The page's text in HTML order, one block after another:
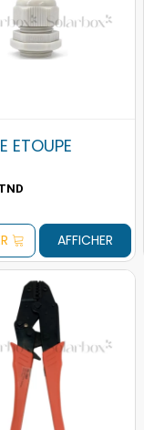
ETOUPE
AFFICHER